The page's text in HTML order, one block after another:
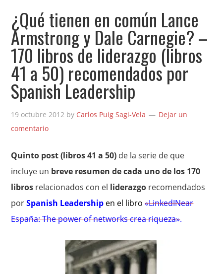
¿Qué tienen en común Lance
Armstrong y Dale Carnegie? –
170 libros de liderazgo (libros
41 a 50) recomendados por
Spanish Leadership
19 octubre 2012 by Carlos Puig Sagi-Vela
Dejar un
comentario
Quinto post (libros 41 a 50) de la serie de que
incluye un breve resumen de cada uno de los 170
libros relacionados con el liderazgo recomendados
porSpanish Leadership en el libro«LinkedINear
España: The power of networks crea riqueza».